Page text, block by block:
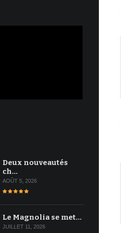
Deux nouveautés
ch…
AOÛT 5, 2026
Le Magnolia se met…
JUILLET 11, 2026